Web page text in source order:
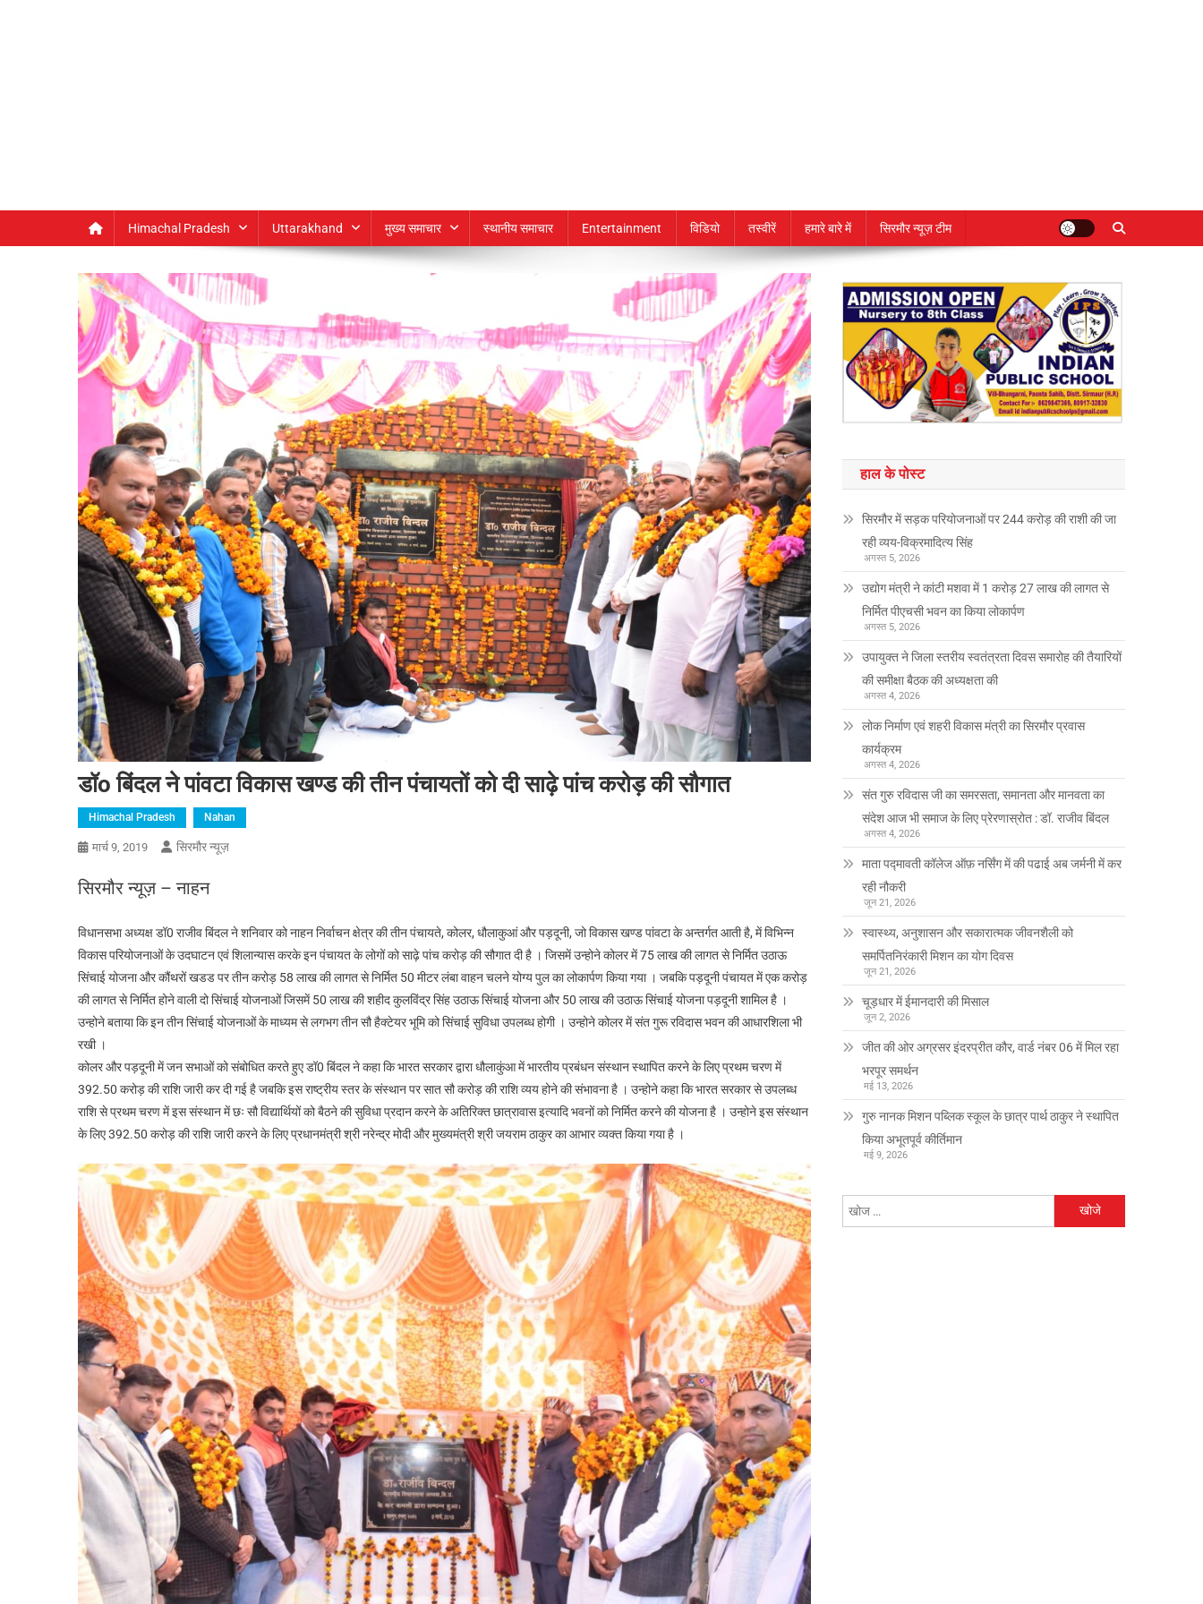
Himachal Pradesh Uttarakhand मुख्य समाचार स्थानीय समाचार Entertainment विडियो तस्वीरें हमारे बारे में सिरमौर न्यूज़ टीम
डॉo बिंदल ने पांवटा विकास खण्ड की तीन पंचायतों को दी साढ़े पांच करोड़ की सौगात
Himachal Pradesh Nahan
मार्च 9, 2019 सिरमौर न्यूज़
सिरमौर न्यूज़ – नाहन
विधानसभा अध्यक्ष डॉ0 राजीव बिंदल ने शनिवार को नाहन निर्वाचन क्षेत्र की तीन पंचायते, कोलर, धौलाकुआं और पड़दूनी, जो विकास खण्ड पांवटा के अन्तर्गत आती है, में विभिन्न
विकास परियोजनाओं के उदघाटन एवं शिलान्यास करके इन पंचायत के लोगों को साढ़े पांच करोड़ की सौगात दी है । जिसमें उन्होने कोलर में 75 लाख की लागत से निर्मित उठाऊ
सिंचाई योजना और कौंथरों खडड पर तीन करोड़ 58 लाख की लागत से निर्मित 50 मीटर लंबा वाहन चलने योग्य पुल का लोकार्पण किया गया । जबकि पड़दूनी पंचायत में एक करोड़
की लागत से निर्मित होने वाली दो सिंचाई योजनाओं जिसमें 50 लाख की शहीद कुलविंद्र सिंह उठाऊ सिंचाई योजना और 50 लाख की उठाऊ सिंचाई योजना पड़दूनी शामिल है ।
उन्होने बताया कि इन तीन सिंचाई योजनाओं के माध्यम से लगभग तीन सौ हैक्टेयर भूमि को सिंचाई सुविधा उपलब्ध होगी । उन्होने कोलर में संत गुरू रविदास भवन की आधारशिला भी
रखी ।
कोलर और पड़दूनी में जन सभाओं को संबोधित करते हुए डॉ0 बिंदल ने कहा कि भारत सरकार द्वारा धौलाकुंआ में भारतीय प्रबंधन संस्थान स्थापित करने के लिए प्रथम चरण में
392.50 करोड़ की राशि जारी कर दी गई है जबकि इस राष्ट्रीय स्तर के संस्थान पर सात सौ करोड़ की राशि व्यय होने की संभावना है । उन्होने कहा कि भारत सरकार से उपलब्ध
राशि से प्रथम चरण में इस संस्थान में छः सौ विद्यार्थियों को बैठने की सुविधा प्रदान करने के अतिरिक्त छात्रावास इत्यादि भवनों को निर्मित करने की योजना है । उन्होने इस संस्थान
के लिए 392.50 करोड़ की राशि जारी करने के लिए प्रधानमंत्री श्री नरेन्द्र मोदी और मुख्यमंत्री श्री जयराम ठाकुर का आभार व्यक्त किया गया है ।
हाल के पोस्ट
सिरमौर में सड़क परियोजनाओं पर 244 करोड़ की राशी की जा
रही व्यय-विक्रमादित्य सिंह
अगस्त 5, 2026
उद्योग मंत्री ने कांटी मशवा में 1 करोड़ 27 लाख की लागत से
निर्मित पीएचसी भवन का किया लोकार्पण
अगस्त 5, 2026
उपायुक्त ने जिला स्तरीय स्वतंत्रता दिवस समारोह की तैयारियों
की समीक्षा बैठक की अध्यक्षता की
अगस्त 4, 2026
लोक निर्माण एवं शहरी विकास मंत्री का सिरमौर प्रवास
कार्यक्रम
अगस्त 4, 2026
संत गुरु रविदास जी का समरसता, समानता और मानवता का
संदेश आज भी समाज के लिए प्रेरणास्रोत : डॉ. राजीव बिंदल
अगस्त 4, 2026
माता पद्मावती कॉलेज ऑफ़ नर्सिंग में की पढाई अब जर्मनी में कर
रही नौकरी
जून 21, 2026
स्वास्थ्य, अनुशासन और सकारात्मक जीवनशैली को
समर्पितनिरंकारी मिशन का योग दिवस
जून 21, 2026
चूड़धार में ईमानदारी की मिसाल
जून 2, 2026
जीत की ओर अग्रसर इंदरप्रीत कौर, वार्ड नंबर 06 में मिल रहा
भरपूर समर्थन
मई 13, 2026
गुरु नानक मिशन पब्लिक स्कूल के छात्र पार्थ ठाकुर ने स्थापित
किया अभूतपूर्व कीर्तिमान
मई 9, 2026
को